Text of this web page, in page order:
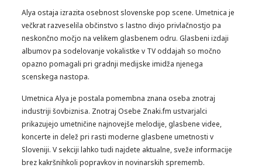
Alya ostaja izrazita osebnost slovenske pop scene. Umetnica je
večkrat razveselila občinstvo s lastno divjo privlačnostjo pa
neskončno močjo na velikem glasbenem odru. Glasbeni izdaji
albumov pa sodelovanje vokalistke v TV oddajah so močno
opazno pomagali pri gradnji medijske imidža njenega
scenskega nastopa.
Umetnica Alya je postala pomembna znana oseba znotraj
industriji šovbiznisa. Znotraj Osebe Znaki.fm ustvarjalci
prikazujejo umetničine najnovejše melodije, glasbene videe,
koncerte in delež pri rasti moderne glasbene umetnosti v
Sloveniji. V sekciji lahko tudi najdete aktualne, sveže informacije
brez kakršnihkoli popravkov in novinarskih sprememb.